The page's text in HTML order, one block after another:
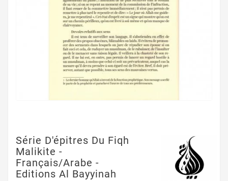
Série D'épitres Du Fiqh
Malikite -
Français/Arabe -
Editions Al Bayyinah